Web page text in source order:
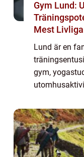
Gym Lund:
Mest
Lund är en
gym,
flera år, fi...